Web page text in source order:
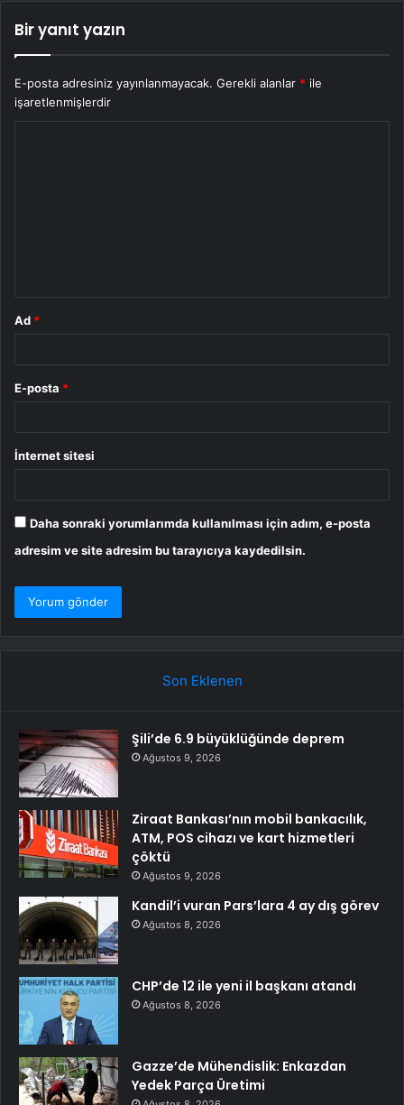
Bir yanıt yazın
E-posta adresiniz yayınlanmayacak. Gerekli alanlar * ile
işaretlenmişlerdir
Ad *
E-posta *
İnternet sitesi
Daha sonraki yorumlarımda kullanılması için adım, e-posta
adresim ve site adresim bu tarayıcıya kaydedilsin.
Son Eklenen
Şili’de 6.9 büyüklüğünde deprem
Ağustos 9, 2026
Ziraat Bankası’nın mobil bankacılık,
ATM, POS cihazı ve kart hizmetleri
çöktü
Ağustos 9, 2026
Kandil’i vuran Pars’lara 4 ay dış görev
Ağustos 8, 2026
CHP’de 12 ile yeni il başkanı atandı
Ağustos 8, 2026
Gazze’de Mühendislik: Enkazdan
Yedek Parça Üretimi